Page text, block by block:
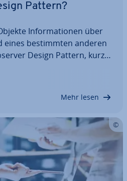
Pattern?
In­for­ma­tio­nen über
eines be­stimm­ten anderen
Design Pattern, kurz
Mehr lesen